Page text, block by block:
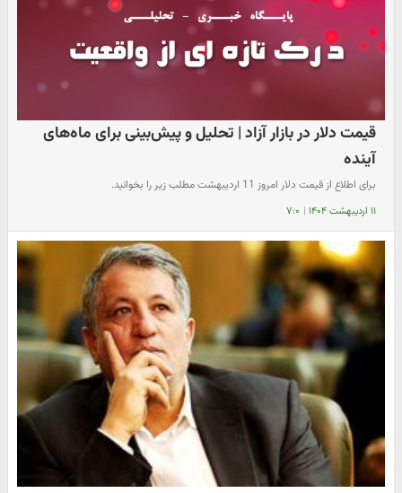
قیمت دلار در بازار آزاد | تحلیل و پیش‌بینی برای ماه‌های
آینده
برای اطلاع از قیمت دلار امروز 11 اردیبهشت مطلب زیر را بخوانید.
۱۱ اردیبهشت ۱۴۰۴ | ۷:۰